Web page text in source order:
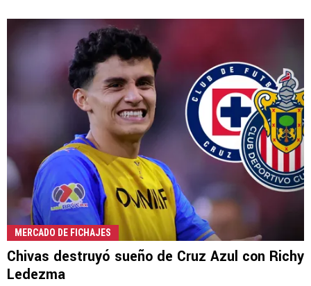
MERCADO DE FICHAJES
Chivas destruyó sueño de Cruz Azul con Richy
Ledezma